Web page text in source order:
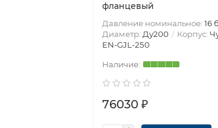
фланцевый
Давление номинальное: 16
Диаметр: Ду200 Корпус:
EN-GJL-250
76030 ₽